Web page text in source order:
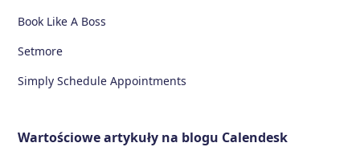
Book Like A Boss
Setmore
Simply Schedule Appointments
Wartościowe artykuły na blogu Calendesk